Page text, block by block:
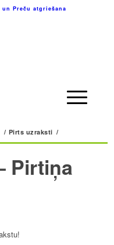
un Preču atgriešana
/ Pirts uzraksti /
Pirtiņa